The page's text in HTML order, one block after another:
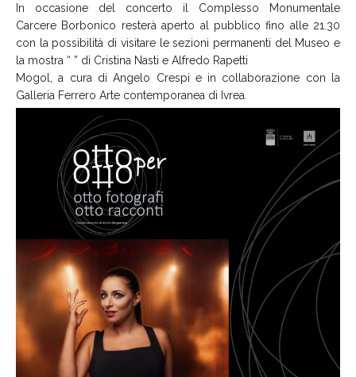
In occasione del concerto il Complesso Monumentale
Carcere Borbonico resterà aperto al pubblico fino alle 21.30
con la possibilità di visitare le sezioni permanenti del Museo e
la mostra “ ” di Cristina Nasti e Alfredo Rapetti
Mogol, a cura di Angelo Crespi e in collaborazione con la
Galleria Ferrero Arte contemporanea di Ivrea.